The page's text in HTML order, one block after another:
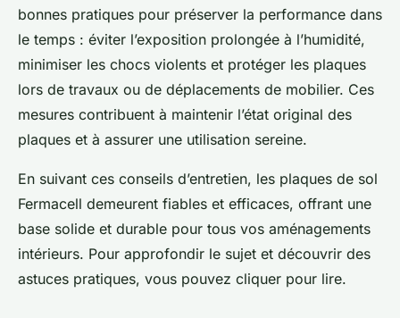
bonnes pratiques pour préserver la performance dans
le temps : éviter l’exposition prolongée à l’humidité,
minimiser les chocs violents et protéger les plaques
lors de travaux ou de déplacements de mobilier. Ces
mesures contribuent à maintenir l’état original des
plaques et à assurer une utilisation sereine.
En suivant ces conseils d’entretien, les plaques de sol
Fermacell demeurent fiables et efficaces, offrant une
base solide et durable pour tous vos aménagements
intérieurs. Pour approfondir le sujet et découvrir des
astuces pratiques, vous pouvez cliquer pour lire.